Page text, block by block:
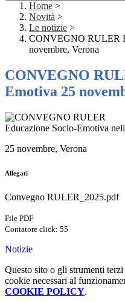
Home >
Novità >
Le notizie >
CONVEGNO RULER
novembre, Verona
CONVEGNO
Emotiva 25
Educazione Socio-Emotiva
25 novembre, Verona
Allegati
Convegno RULER_2025.pdf
File PDF
Contatore click: 55
Notizie
Questo sito o gli strumenti
cookie necessari al
COOKIE POLICY.